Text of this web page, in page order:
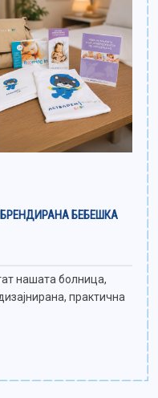
БЕБЕШКА
нашата болница,
практична